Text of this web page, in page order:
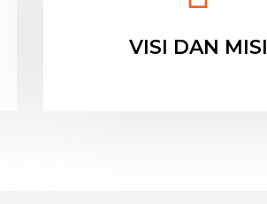
VISI DAN MISI